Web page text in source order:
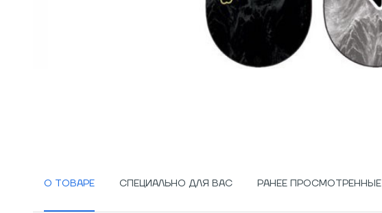
О ТОВАРЕ СПЕЦИАЛЬНО ДЛЯ ВАС РАНЕЕ ПРОСМОТРЕННЫЕ